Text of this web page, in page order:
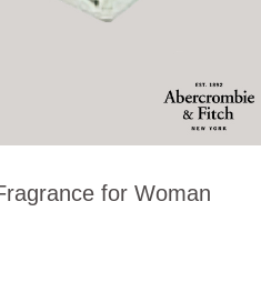
for Woman